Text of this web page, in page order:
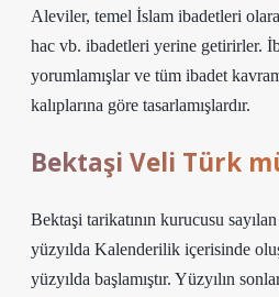
Aleviler, temel İslam ibadetleri
hac vb. ibadetleri yerine getirirler.
yorumlamışlar ve tüm ibadet
kalıplarına göre tasarlamışlardır.
Bektaşi Veli Türk
Bektaşi tarikatının kurucusu
yüzyılda Kalenderilik içerisinde
yüzyılda başlamıştır. Yüzyılın